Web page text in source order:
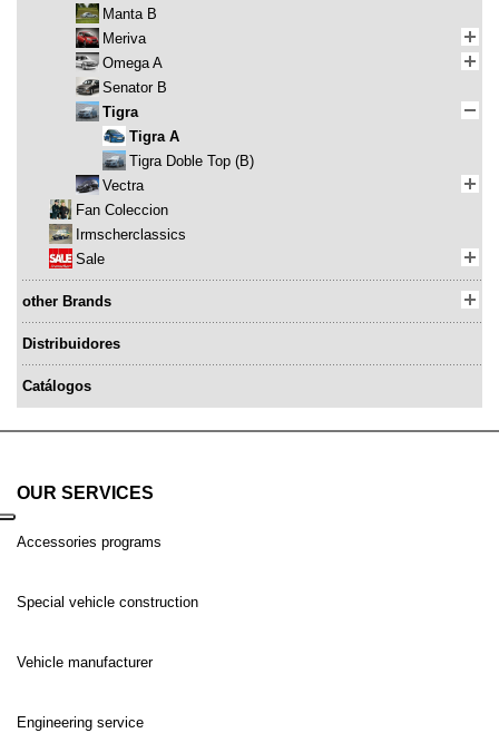
Manta B
Meriva
Omega A
Senator B
Tigra
Tigra A
Tigra Doble Top (B)
Vectra
Fan Coleccion
Irmscherclassics
Sale
other Brands
Distribuidores
Catálogos
OUR SERVICES
Accessories programs
Special vehicle construction
Vehicle manufacturer
Engineering service